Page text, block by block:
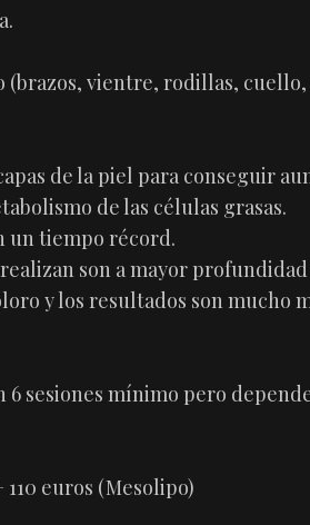
(brazos, vientre, rodillas,
de la piel para conseguir
de las células grasas.
un tiempo récord.
son a mayor
y los resultados son mucho
sesiones mínimo pero
euros (Mesolipo)